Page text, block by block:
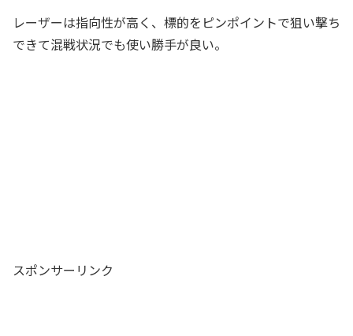
レーザーは指向性が高く、標的をピンポイントで狙い撃ち
できて混戦状況でも使い勝手が良い。
スポンサーリンク